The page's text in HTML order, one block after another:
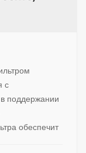
с
поддержании
обеспечит